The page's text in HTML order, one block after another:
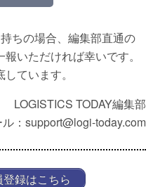
ちの場合、編集部直通の
いただければ幸いです。
ています。
LOGISTICS TODAY編集部
ル：support@logi-today.com
録はこちら